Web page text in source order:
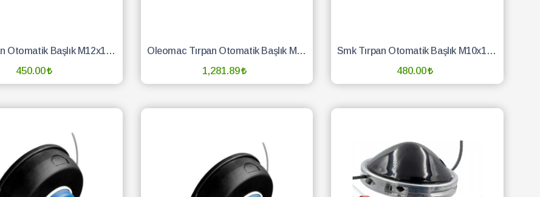
Smk Tırpan Otomatik Başlık M12x1.50 Stl Yan
450.00
Oleomac Tırpan Otomatik Başlık Metal Load&Go 130mm
1,281.89
Smk Tırpan Otomatik Başlık M10x1.25 Oleo-Mac Kolay Sarım
480.00